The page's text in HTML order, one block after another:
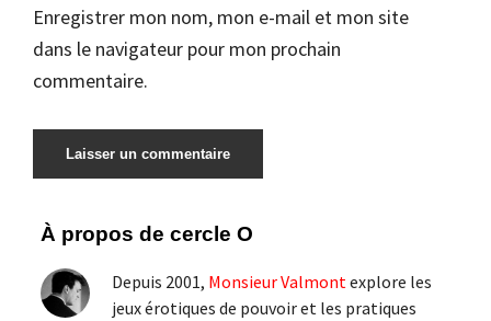
Enregistrer mon nom, mon e-mail et mon site
dans le navigateur pour mon prochain
commentaire.
Barre
latérale
principale
À propos de cercle O
Depuis 2001, Monsieur Valmontexplore les
jeux érotiques de pouvoir et les pratiques